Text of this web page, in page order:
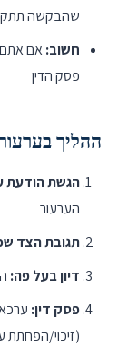
שהבקשה
חשוב:אם אתם
פסק הדין
ההליך
הגשת הודעת
הערעור
תגובת הצד
דיון בעל פה:
פסק דין:
(זיכוי/